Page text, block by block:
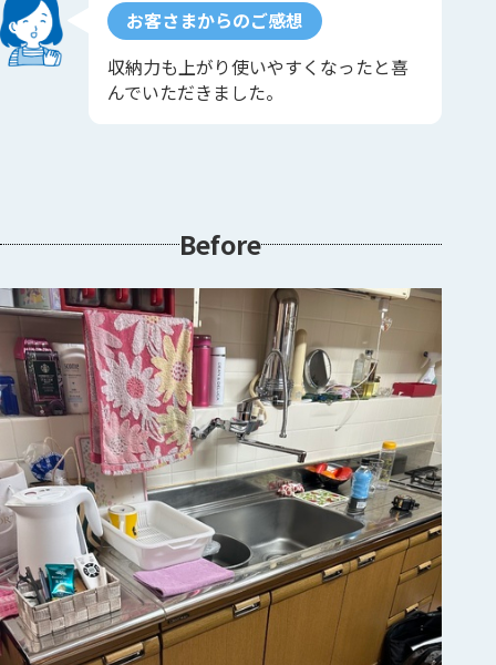
お客さまからのご感想
収納力も上がり使いやすくなったと喜
んでいただきました。
Before